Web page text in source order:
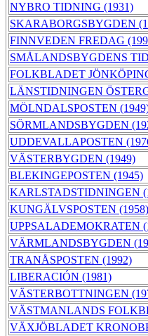
NYBRO TIDNING (1931)
SKARABORGSBYGDEN
FINNVEDEN FREDAG
SMÅLANDSBYGDENS
FOLKBLADET
LÄNSTIDNINGEN
MÖLNDALSPOSTEN
SÖRMLANDSBYGDEN
UDDEVALLAPOSTEN
VÄSTERBYGDEN (1949)
BLEKINGEPOSTEN (1945)
KARLSTADSTIDNINGEN
KUNGÄLVSPOSTEN (1958)
UPPSALADEMOKRATEN
VÄRMLANDSBYGDEN
TRANÅSPOSTEN (1992)
LIBERACIÓN (1981)
VÄSTERBOTTNINGEN
VÄSTMANLANDS
VÄXJÖBLADET